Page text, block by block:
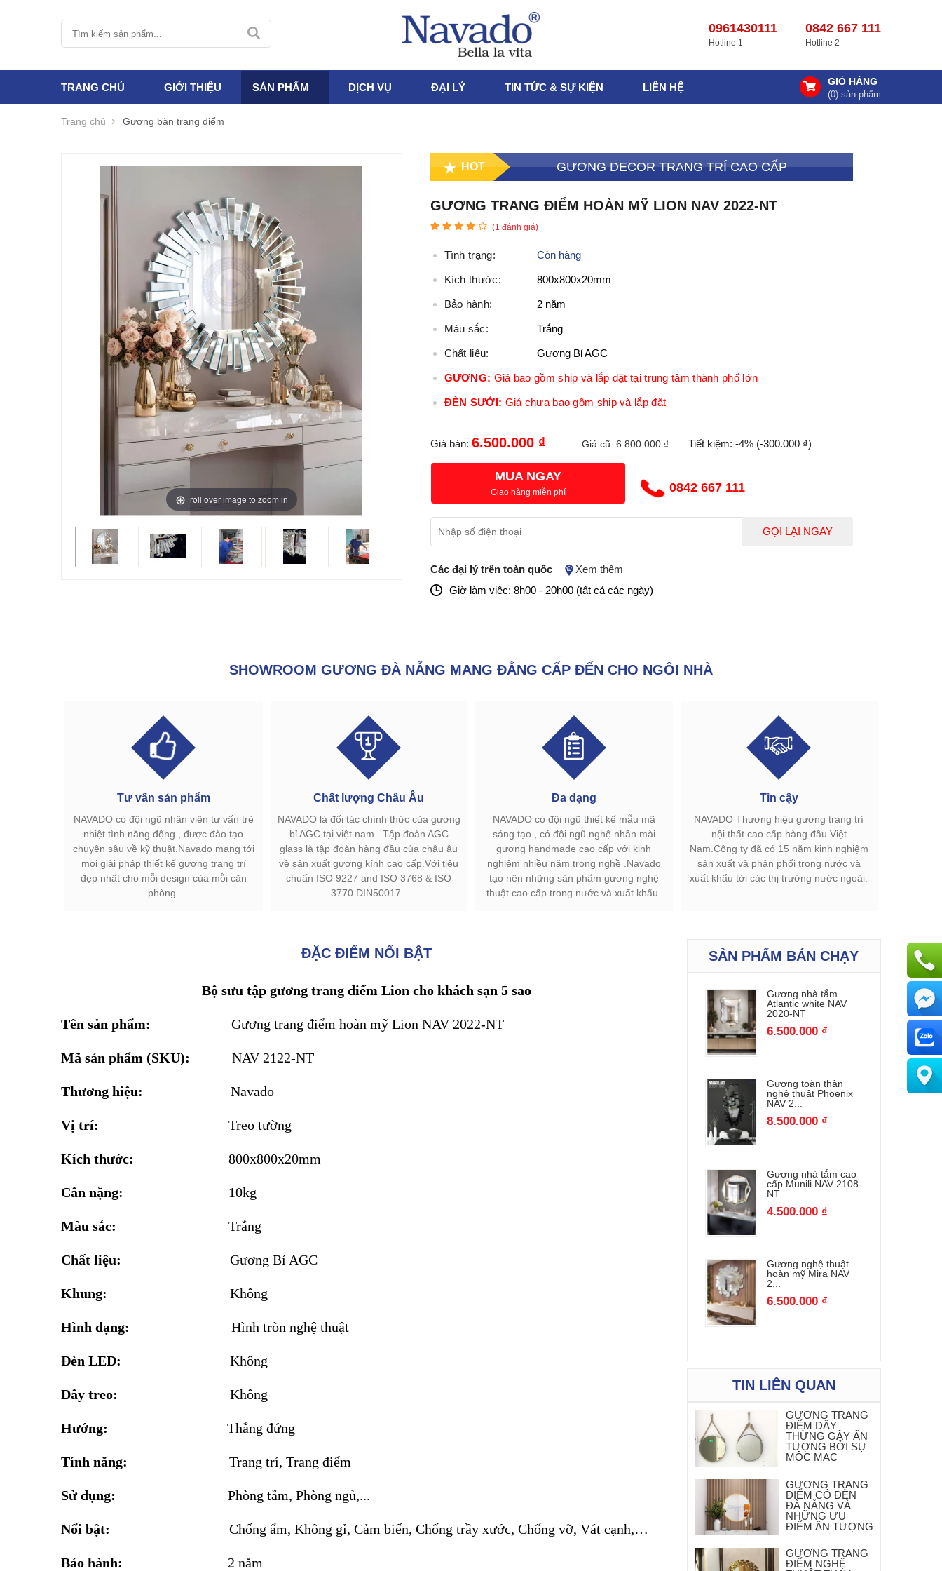
0961430111
Hotline 1
0842 667 111
Hotline 2
TRANG CHỦ GIỚI THIỆU SẢN PHẨM DỊCH VỤ ĐẠI LÝ TIN TỨC & SỰ KIỆN LIÊN HỆ GIỎ HÀNG
(0) sản phẩm
Trang chủ Gương bàn trang điểm
roll over image to zoom in
HOT GƯƠNG DECOR TRANG TRÍ CAO CẤP
GƯƠNG TRANG ĐIỂM HOÀN MỸ LION NAV 2022-NT
(1 đánh giá)
Tình trạng: Còn hàng
Kích thước: 800x800x20mm
Bảo hành: 2 năm
Màu sắc: Trắng
Chất liệu: Gương Bỉ AGC
GƯƠNG: Giá bao gồm ship và lắp đặt tại trung tâm thành phố lớn
ĐÈN SƯỞI: Giá chưa bao gồm ship và lắp đặt
Giá bán: 6.500.000 ₫ Giá cũ:6.800.000 ₫ Tiết kiệm: -4% (-300.000 ₫)
MUA NGAY
Giao hàng miễn phí 0842 667 111
GỌI LẠI NGAY
Các đại lý trên toàn quốc
Xem thêm
Giờ làm việc: 8h00 - 20h00 (tất cả các ngày)
SHOWROOM GƯƠNG ĐÀ NẴNG MANG ĐẲNG CẤP ĐẾN CHO NGÔI NHÀ
Tư vấn sản phẩm
NAVADO có đội ngũ nhân viên tư vấn trẻ
nhiệt tình năng động , được đào tạo
chuyên sâu về kỹ thuật.Navado mang tới
mọi giải pháp thiết kế gương trang trí
đẹp nhất cho mỗi design của mỗi căn
phòng.
Chất lượng Châu Âu
NAVADO là đối tác chính thức của gương
bỉ AGC tại việt nam . Tập đoàn AGC
glass là tập đoàn hàng đầu của châu âu
về sản xuất gương kính cao cấp.Với tiêu
chuẩn ISO 9227 and ISO 3768 & ISO
3770 DIN50017 .
Đa dạng
NAVADO có đội ngũ thiết kế mẫu mã
sáng tạo , có đội ngũ nghệ nhân mài
gương handmade cao cấp với kinh
nghiệm nhiều năm trong nghề .Navado
tạo nên những sản phẩm gương nghệ
thuật cao cấp trong nước và xuất khẩu.
Tin cậy
NAVADO Thương hiệu gương trang trí
nội thất cao cấp hàng đầu Việt
Nam.Công ty đã có 15 năm kinh nghiệm
sản xuất và phân phối trong nước và
xuất khẩu tới các thị trường nước ngoài.
ĐẶC ĐIỂM NỔI BẬT
Bộ sưu tập gương trang điểm Lion cho khách sạn 5 sao
Tên sản phẩm: Gương trang điểm hoàn mỹ Lion NAV 2022-NT
Mã sản phẩm (SKU): NAV 2122-NT
Thương hiệu: Navado
Vị trí: Treo tường
Kích thước: 800x800x20mm
Cân nặng: 10kg
Màu sắc: Trắng
Chất liệu: Gương Bỉ AGC
Khung: Không
Hình dạng: Hình tròn nghệ thuật
Đèn LED: Không
Dây treo: Không
Hướng: Thẳng đứng
Tính năng: Trang trí, Trang điểm
Sử dụng: Phòng tắm, Phòng ngủ,...
Nổi bật: Chống ẩm, Không gỉ, Cảm biến, Chống trầy xước, Chống vỡ, Vát cạnh,…
Bảo hành: 2 năm
SẢN PHẨM BÁN CHẠY
Gương nhà tắm
Atlantic white NAV
2020-NT
6.500.000 ₫
Gương toàn thân
nghệ thuật Phoenix
NAV 2...
8.500.000 ₫
Gương nhà tắm cao
cấp Munili NAV 2108-
NT
4.500.000 ₫
Gương nghệ thuật
hoàn mỹ Mira NAV
2...
6.500.000 ₫
TIN LIÊN QUAN
GƯƠNG TRANG
ĐIỂM DÂY
THỪNG GÂY ẤN
TƯỢNG BỞI SỰ
MỘC MẠC
GƯƠNG TRANG
ĐIỂM CÓ ĐÈN
ĐÀ NẴNG VÀ
NHỮNG ƯU
ĐIỂM ẤN TƯỢNG
GƯƠNG TRANG
ĐIỂM NGHỆ